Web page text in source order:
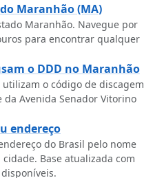
Maranhão (MA)
Maranhão. Navegue por
para encontrar qualquer
o DDD no Maranhão
o código de discagem
da Avenida Senador Vitorino
endereço
do Brasil pelo nome
Base atualizada com